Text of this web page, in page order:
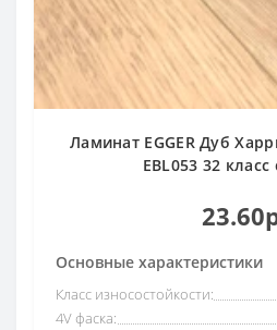
Ламинат EGGER Дуб
EBL053 32
Основные характеристики
Класс износостойкости:
4V фаска: